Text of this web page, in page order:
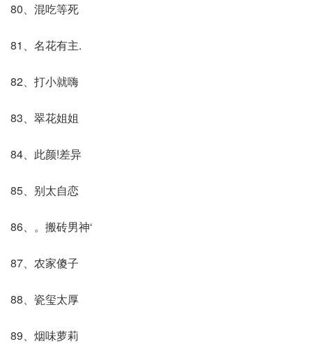
80、混吃等死
81、名花有主.
82、打小就嗨
83、翠花姐姐
84、此颜!差异
85、别太自恋
86、。搬砖男神‘
87、农家傻子
88、瓷玺太厚
89、烟味萝莉